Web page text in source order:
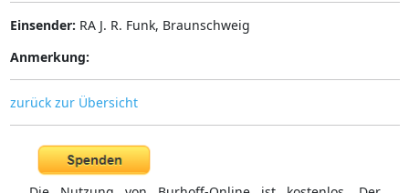
Einsender: RA J. R. Funk, Braunschweig
Anmerkung:
zurück zur Übersicht